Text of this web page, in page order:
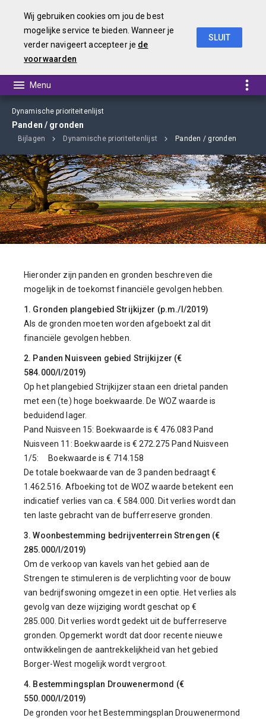
Dynamische prioriteitenlijst
Panden / gronden
Bijlagen Dynamische prioriteitenlijst Panden / gronden
Hieronder zijn panden en gronden beschreven die
mogelijk in de toekomst financiële gevolgen hebben.
1. Gronden plangebied Strijkijzer (p.m./I/2019)
Als de gronden moeten worden afgeboekt zal dit
financiële gevolgen hebben.
2. Panden Nuisveen gebied Strijkijzer (€
584.000/I/2019)
Op het plangebied Strijkijzer staan een drietal panden
met een (te) hoge boekwaarde. De WOZ waarde is
beduidend lager.
Pand Nuisveen 15: Boekwaarde is € 476.083 Pand
Nuisveen 11: Boekwaarde is € 272.275 Pand Nuisveen
1/5: Boekwaarde is € 714.158
De totale boekwaarde van de 3 panden bedraagt €
1.462.516. Afboeking tot de WOZ waarde betekent een
indicatief verlies van ca. € 584.000. Dit verlies wordt dan
ten laste gebracht van de bufferreserve gronden.
3. Woonbestemming bedrijventerrein Strengen (€
285.000/I/2019)
Om de verkoop van kavels van het gebied aan de
Strengen te stimuleren is de verplichting voor de bouw
van bedrijfswoning omgezet in een optie. Het verlies als
gevolg van deze wijziging wordt geschat op €
285.000. Dit verlies wordt gedekt uit de bufferreserve
gronden. Opgemerkt wordt dat door recente nieuwe
ontwikkelingen de aantrekkelijkheid van het gebied
Borger-West mogelijk wordt vergroot.
4. Bestemmingsplan Drouwenermond (€
550.000/I/2019)
De gronden voor het Bestemmingsplan Drouwenermond
Wij gebruiken cookies om jou de best
mogelijke service te bieden. Wanneer je
verder navigeert accepteer je de
voorwaarden
SLUIT